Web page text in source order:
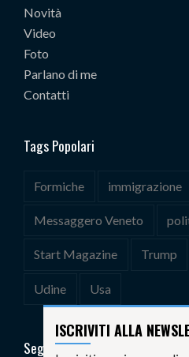
Novità
Video
Foto
Parlano di me
Contatti
Tags Popolari
Formiche immigrazione
Messaggero Veneto
Start Magazine Trump
Udine Usa
Seguimi
ISCRIVITI ALLA